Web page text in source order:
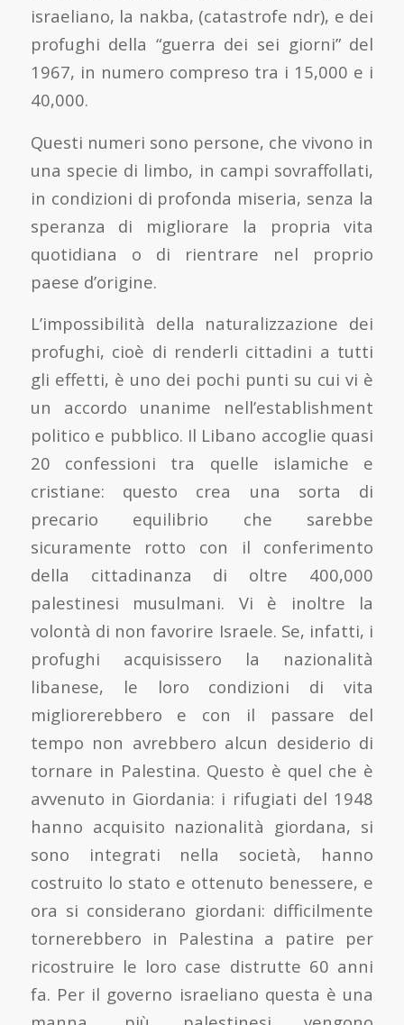
israeliano, la nakba, (catastrofe ndr), e dei
profughi della “guerra dei sei giorni” del
1967, in numero compreso tra i 15,000 e i
40,000.
Questi numeri sono persone, che vivono in
una specie di limbo, in campi sovraffollati,
in condizioni di profonda miseria, senza la
speranza di migliorare la propria vita
quotidiana o di rientrare nel proprio
paese d’origine.
L’impossibilità della naturalizzazione dei
profughi, cioè di renderli cittadini a tutti
gli effetti, è uno dei pochi punti su cui vi è
un accordo unanime nell’establishment
politico e pubblico. Il Libano accoglie quasi
20 confessioni tra quelle islamiche e
cristiane: questo crea una sorta di
precario equilibrio che sarebbe
sicuramente rotto con il conferimento
della cittadinanza di oltre 400,000
palestinesi musulmani. Vi è inoltre la
volontà di non favorire Israele. Se, infatti, i
profughi acquisissero la nazionalità
libanese, le loro condizioni di vita
migliorerebbero e con il passare del
tempo non avrebbero alcun desiderio di
tornare in Palestina. Questo è quel che è
avvenuto in Giordania: i rifugiati del 1948
hanno acquisito nazionalità giordana, si
sono integrati nella società, hanno
costruito lo stato e ottenuto benessere, e
ora si considerano giordani: difficilmente
tornerebbero in Palestina a patire per
ricostruire le loro case distrutte 60 anni
fa. Per il governo israeliano questa è una